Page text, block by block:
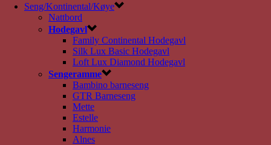
Seng/Kontinental/Køye
Nattbord
Hodegavl
Family Continental Hodegavl
Silk Lux Basic Hodegavl
Loft Lux Diamond Hodegavl
Sengeramme
Bambino barneseng
GTR Barneseng
Mette
Estelle
Harmonie
Alnes